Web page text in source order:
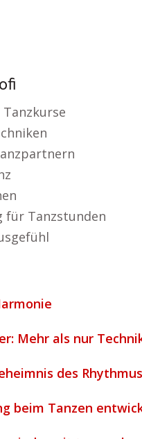
für Tanzstunden
Mehr als nur
des
beim Tanzen